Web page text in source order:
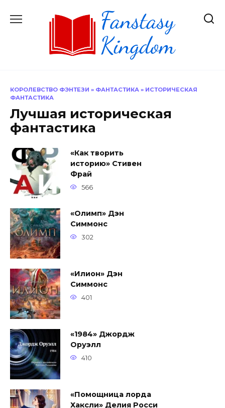
КОРОЛЕВСТВО ФЭНТЕЗИ » ФАНТАСТИКА » ИСТОРИЧЕСКАЯ
ФАНТАСТИКА
Лучшая историческая
фантастика
«Как творить
историю» Стивен
Фрай
566
«Олимп» Дэн
Симмонс
302
«Илион» Дэн
Симмонс
401
«1984» Джордж
Оруэлл
410
«Помощница лорда
Хаксли» Делия Росси